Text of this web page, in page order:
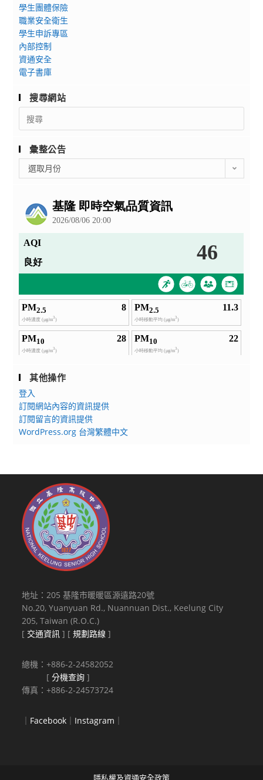
學生團體保險
職業安全衛生
學生申訴專區
內部控制
資通安全
電子書庫
搜尋網站
Search
for:
彙整公告
整
選取月份
其他操作
登入
訂閱網站內容的資訊提供
訂閱留言的資訊提供
WordPress.org 台灣繁體中文
地址：205 基隆市暖暖區源遠路20號
No.20, Yuanyuan Rd., Nuannuan Dist., Keelung City
205, Taiwan (R.O.C.)
[ 交通資訊 ] [規劃路線 ]
總機：+886-2-24582052
[分機查詢 ]
傳真：+886-2-24573724
Facebook Instagram
隱私權及資通安全政策